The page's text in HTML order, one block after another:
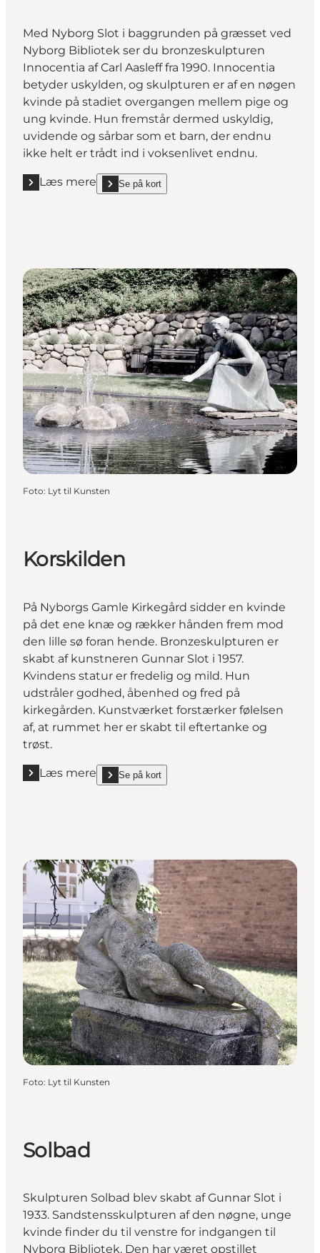
Med Nyborg Slot i baggrunden på græsset ved
Nyborg Bibliotek ser du bronzeskulpturen
Innocentia af Carl Aasleff fra 1990. Innocentia
betyder uskylden, og skulpturen er af en nøgen
kvinde på stadiet overgangen mellem pige og
ung kvinde. Hun fremstår dermed uskyldig,
uvidende og sårbar som et barn, der endnu
ikke helt er trådt ind i voksenlivet endnu.
Læs mere
Læs mere "Innocentia"
Se på kort
show Innocentia on_map
Foto: Lyt til Kunsten
Korskilden
På Nyborgs Gamle Kirkegård sidder en kvinde
på det ene knæ og rækker hånden frem mod
den lille sø foran hende. Bronzeskulpturen er
skabt af kunstneren Gunnar Slot i 1957.
Kvindens statur er fredelig og mild. Hun
udstråler godhed, åbenhed og fred på
kirkegården. Kunstværket forstærker følelsen
af, at rummet her er skabt til eftertanke og
trøst.
Læs mere
Læs mere "Korskilden"
Se på kort
show Korskilden on_map
Foto: Lyt til Kunsten
Solbad
Skulpturen Solbad blev skabt af Gunnar Slot i
1933. Sandstensskulpturen af den nøgne, unge
kvinde finder du til venstre for indgangen til
Nyborg Bibliotek. Den har været opstillet